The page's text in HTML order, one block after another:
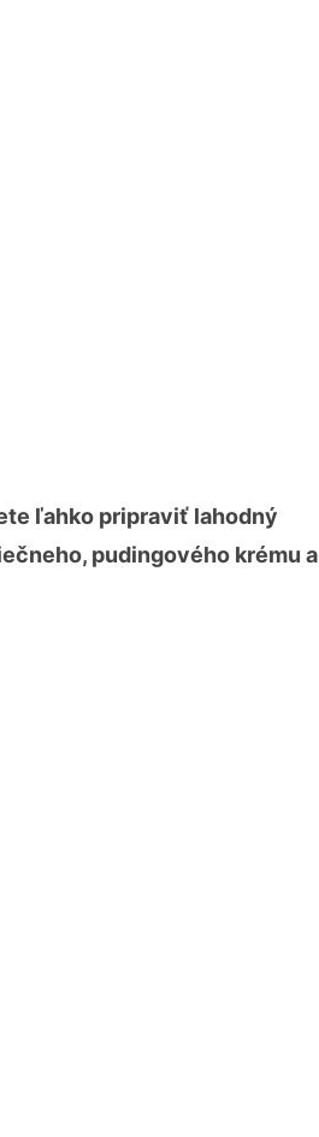
ľahko pripraviť lahodný
pudingového krému a